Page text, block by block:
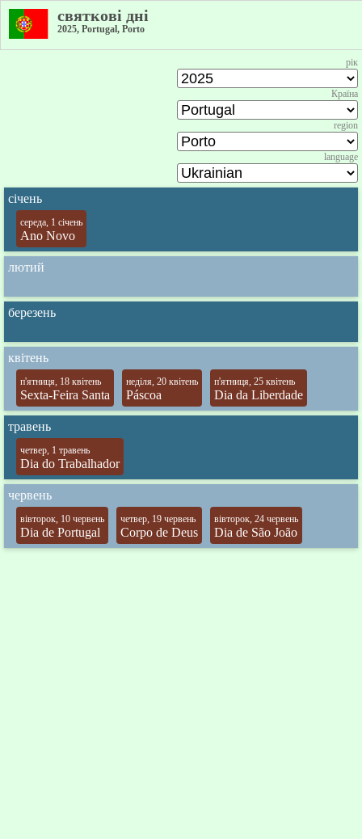
святкові дні
2025, Portugal, Porto
рік
Країна
region
language
січень
середа, 1 січень
Ano Novo
лютий
березень
квітень
п'ятниця, 18 квітень
Sexta-Feira Santa
неділя, 20 квітень
Páscoa
п'ятниця, 25 квітень
Dia da Liberdade
травень
четвер, 1 травень
Dia do Trabalhador
червень
вівторок, 10 червень
Dia de Portugal
четвер, 19 червень
Corpo de Deus
вівторок, 24 червень
Dia de São João